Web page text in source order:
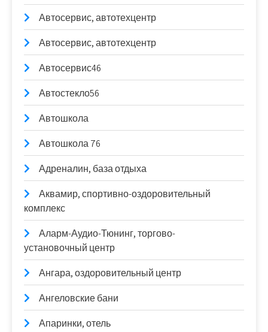
Автосервис, автотехцентр
Автосервис, автотехцентр
Автосервис46
Автостекло56
Автошкола
Автошкола 76
Адреналин, база отдыха
Аквамир, спортивно-оздоровительный
комплекс
Аларм-Аудио-Тюнинг, торгово-
установочный центр
Ангара, оздоровительный центр
Ангеловские бани
Апаринки, отель